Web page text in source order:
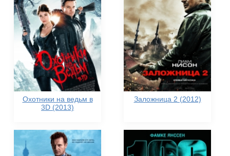
Охотники на ведьм в
3D (2013)
Заложница 2 (2012)